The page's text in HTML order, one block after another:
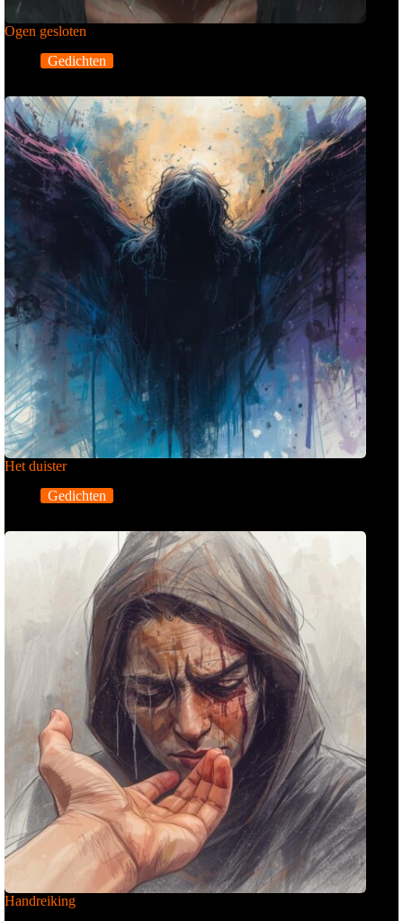
Ogen gesloten
Gedichten
Het duister
Gedichten
Handreiking